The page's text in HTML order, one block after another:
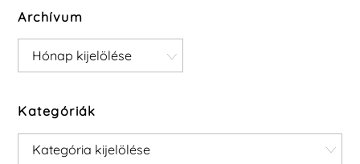
Archívum
Archívum
Kategóriák
Kategóriák